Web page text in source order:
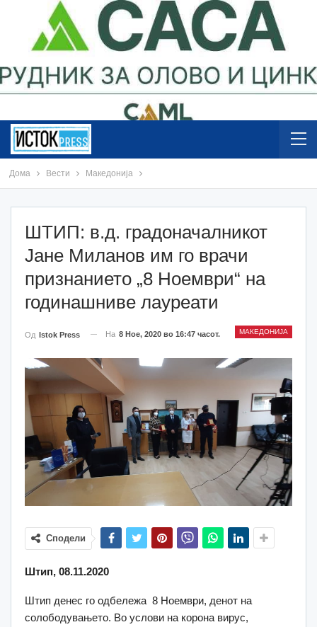
Дома Вести Македонија
ШТИП: в.д. градоначалникот
Јане Миланов им го врачи
признанието „8 Ноември“ на
годинашниве лауреати
МАКЕДОНИЈА
Од Istok Press На 8 Ное, 2020 во 16:47 часот.
Сподели
Штип, 08.11.2020
Штип денес го одбележа 8 Ноември, денот на
солободувањето. Во услови на корона вирус,